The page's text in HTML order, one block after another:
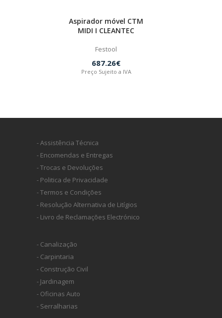
Aspirador móvel CTM
MIDI I CLEANTEC
Festool
687.26€
Preço Sujeito a IVA
- Assistência Técnica
- Encomendas e Entregas
- Trocas e Devoluções
- Politica de Privacidade
- Termos e Condições
- Resolução Alternativa de Litígios
- Livro de Reclamações Electrónico
- Canalização
- Carpintaria
- Construção Civil
- Jardinagem
- Oficinas Auto
- Serralharias